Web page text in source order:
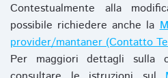
Contestualmente alla
possibile richiedere anche la
provider/mantaner (Contatto
Per maggiori dettagli sulla